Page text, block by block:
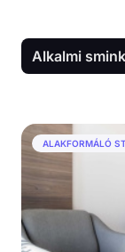
Alkalmi smink
ALAKFORMÁLÓ